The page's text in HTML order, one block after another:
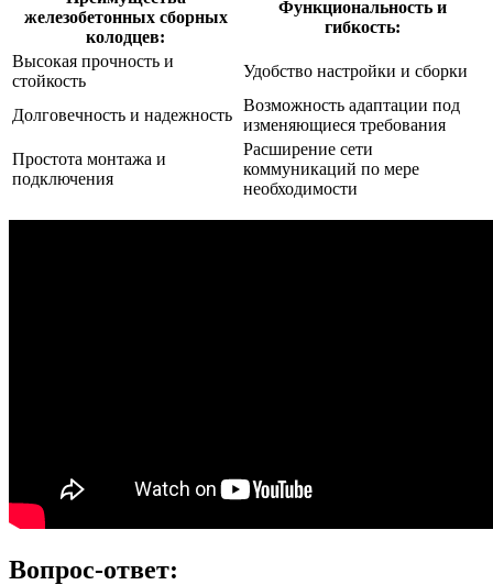
железобетонных сборных
колодцев:
Функциональность и
гибкость:
Высокая прочность и
стойкость
Удобство настройки и сборки
Долговечность и надежность
Возможность адаптации под
изменяющиеся требования
Простота монтажа и
подключения
Расширение сети
коммуникаций по мере
необходимости
Вопрос-ответ: